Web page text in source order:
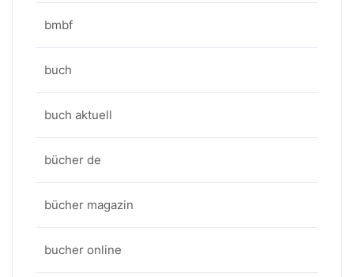
bmbf
buch
buch aktuell
bücher de
bücher magazin
bucher online